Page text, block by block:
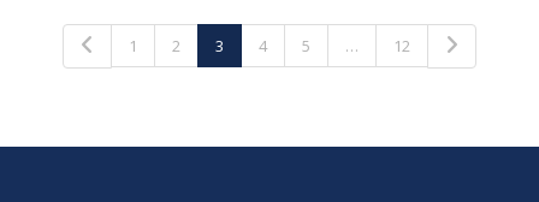
1 2 3 4 5 … 12